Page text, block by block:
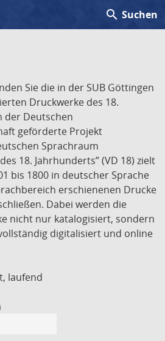
search Suchen
Sie die in der SUB Göttingen
Druckwerke des 18.
der Deutschen
geförderte Projekt
Sprachraum
18. Jahrhunderts” (VD 18) zielt
bis 1800 in deutscher Sprache
erschienenen Drucke
Dabei werden die
nicht nur katalogisiert, sondern
digitalisiert und online
laufend